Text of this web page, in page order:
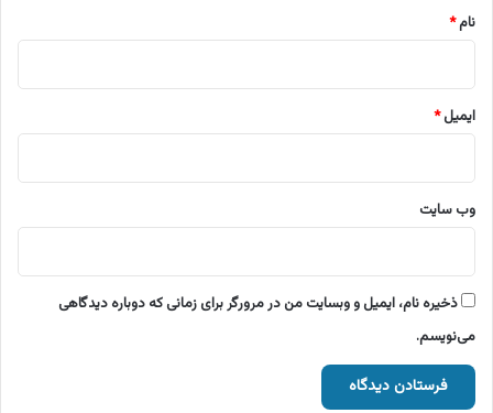
نام*
ایمیل*
وب‌ سایت
ذخیره نام، ایمیل و وبسایت من در مرورگر برای زمانی که دوباره دیدگاهی
می‌نویسم.